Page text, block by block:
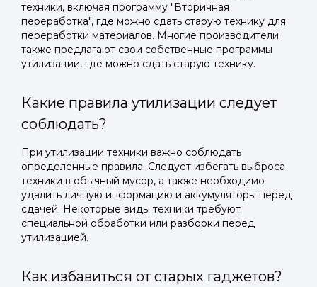
техники, включая программу "Вторичная
переработка", где можно сдать старую технику для
переработки материалов. Многие производители
также предлагают свои собственные программы
утилизации, где можно сдать старую технику.
Какие правила утилизации следует
соблюдать?
При утилизации техники важно соблюдать
определенные правила. Следует избегать выброса
техники в обычный мусор, а также необходимо
удалить личную информацию и аккумуляторы перед
сдачей. Некоторые виды техники требуют
специальной обработки или разборки перед
утилизацией.
Как избавиться от старых гаджетов?